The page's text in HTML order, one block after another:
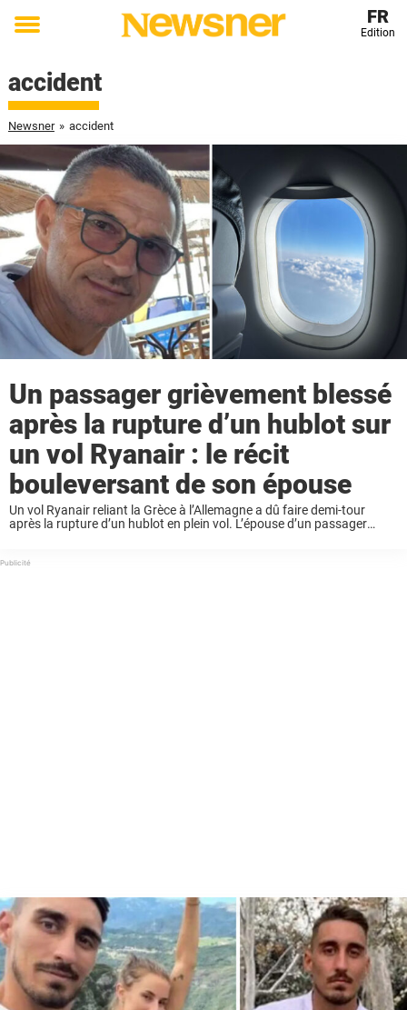
Toggle
FR
Edition
accident
Newsner » accident
Un passager grièvement blessé
après la rupture d’un hublot sur
un vol Ryanair : le récit
bouleversant de son épouse
Un vol Ryanair reliant la Grèce à l’Allemagne a dû faire demi-tour
après la rupture d’un hublot en plein vol. L’épouse d’un passager